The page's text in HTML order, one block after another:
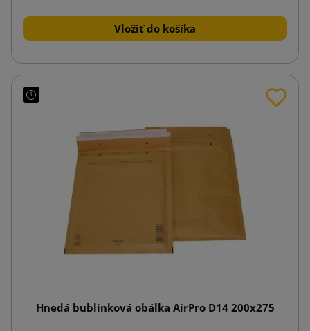
Vložiť do košíka
Hnedá bublinková obálka AirPro D14 200x275